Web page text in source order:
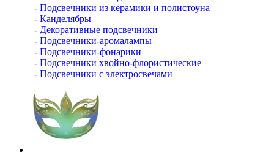
- Подсвечники из керамики и полистоуна
- Канделябры
- Декоративные подсвечники
- Подсвечники-аромалампы
- Подсвечники-фонарики
- Подсвечники хвойно-флористические
- Подсвечники с электросвечами